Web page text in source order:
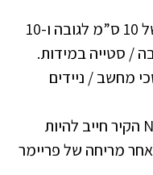
יש להוסיף בהזמנה ספייר של 10 ס”מ לגובה ו-10
/ סטייה במידות.
מחשב / ניידים
בהזמנת טפט NON WOVEN הקיר חייב להיות
מריחה של פריימר